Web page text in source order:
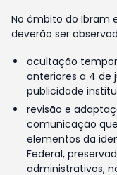
No âmbito do Ibram
deverão ser
ocultação
anteriores a 4 de
publicidade
revisão e
comunicação
elementos da
Federal,
administrativos,